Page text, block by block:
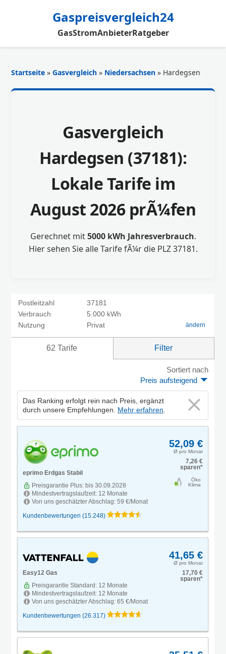
Gaspreisvergleich24
GasStromAnbieterRatgeber
Startseite »Gasvergleich » Niedersachsen » Hardegsen
Gasvergleich
Hardegsen (37181):
Lokale Tarife im
August 2026 prÃ¼fen
Gerechnet mit5000 kWh Jahresverbrauch.
Hier sehen Sie alle Tarife fÃ¼r die PLZ 37181.